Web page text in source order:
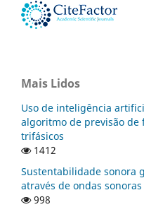
Mais Lidos
Uso de inteligência
algoritmo de previsão de
trifásicos
1412
Sustentabilidade sonora
através de ondas sonoras
998